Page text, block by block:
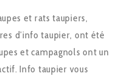
et rats taupiers,
d’info taupier, ont été
et campagnols ont un
Info taupier vous